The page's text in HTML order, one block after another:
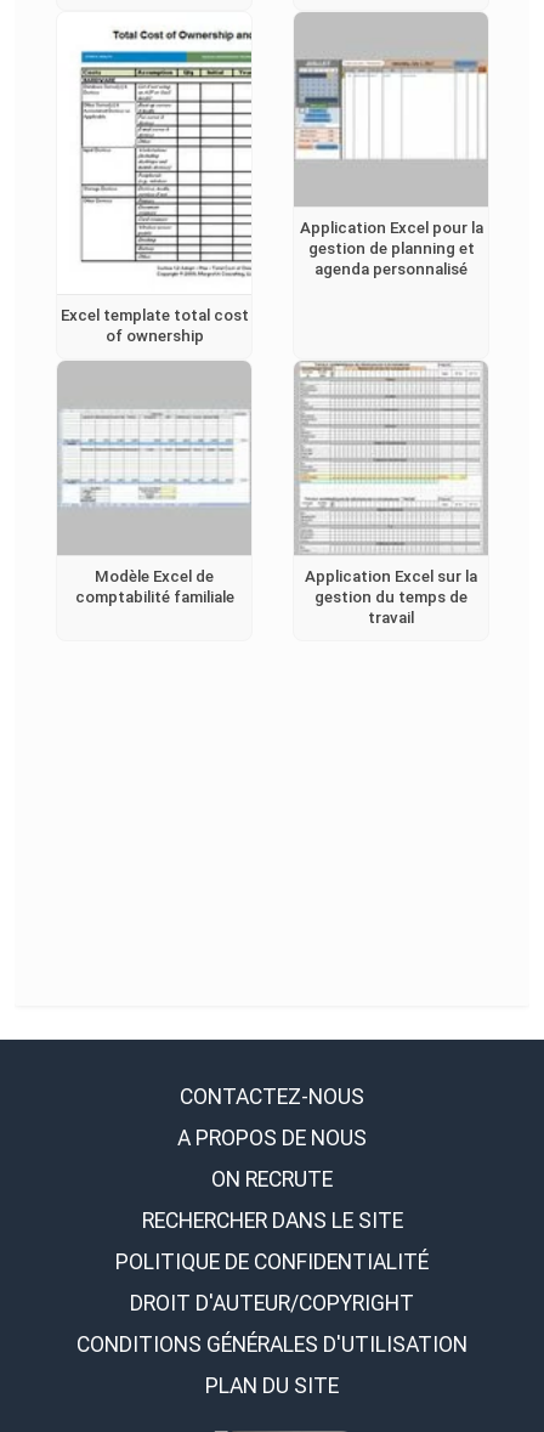
Excel template total cost
of ownership
Application Excel pour la
gestion de planning et
agenda personnalisé
Modèle Excel de
comptabilité familiale
Application Excel sur la
gestion du temps de
travail
CONTACTEZ-NOUS
A PROPOS DE NOUS
ON RECRUTE
RECHERCHER DANS LE SITE
POLITIQUE DE CONFIDENTIALITÉ
DROIT D'AUTEUR/COPYRIGHT
CONDITIONS GÉNÉRALES D'UTILISATION
PLAN DU SITE